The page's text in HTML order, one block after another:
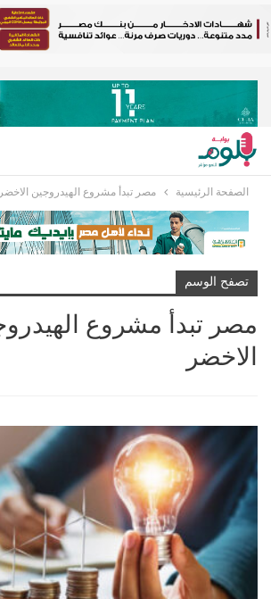
الصفحة الرئيسية مصر تبدأ مشروع الهيدروجين الاخضر
تصفح الوسم
مصر تبدأ مشروع
الاخضر